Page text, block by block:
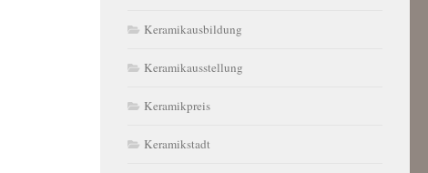
Keramikausbildung
Keramikausstellung
Keramikpreis
Keramikstadt